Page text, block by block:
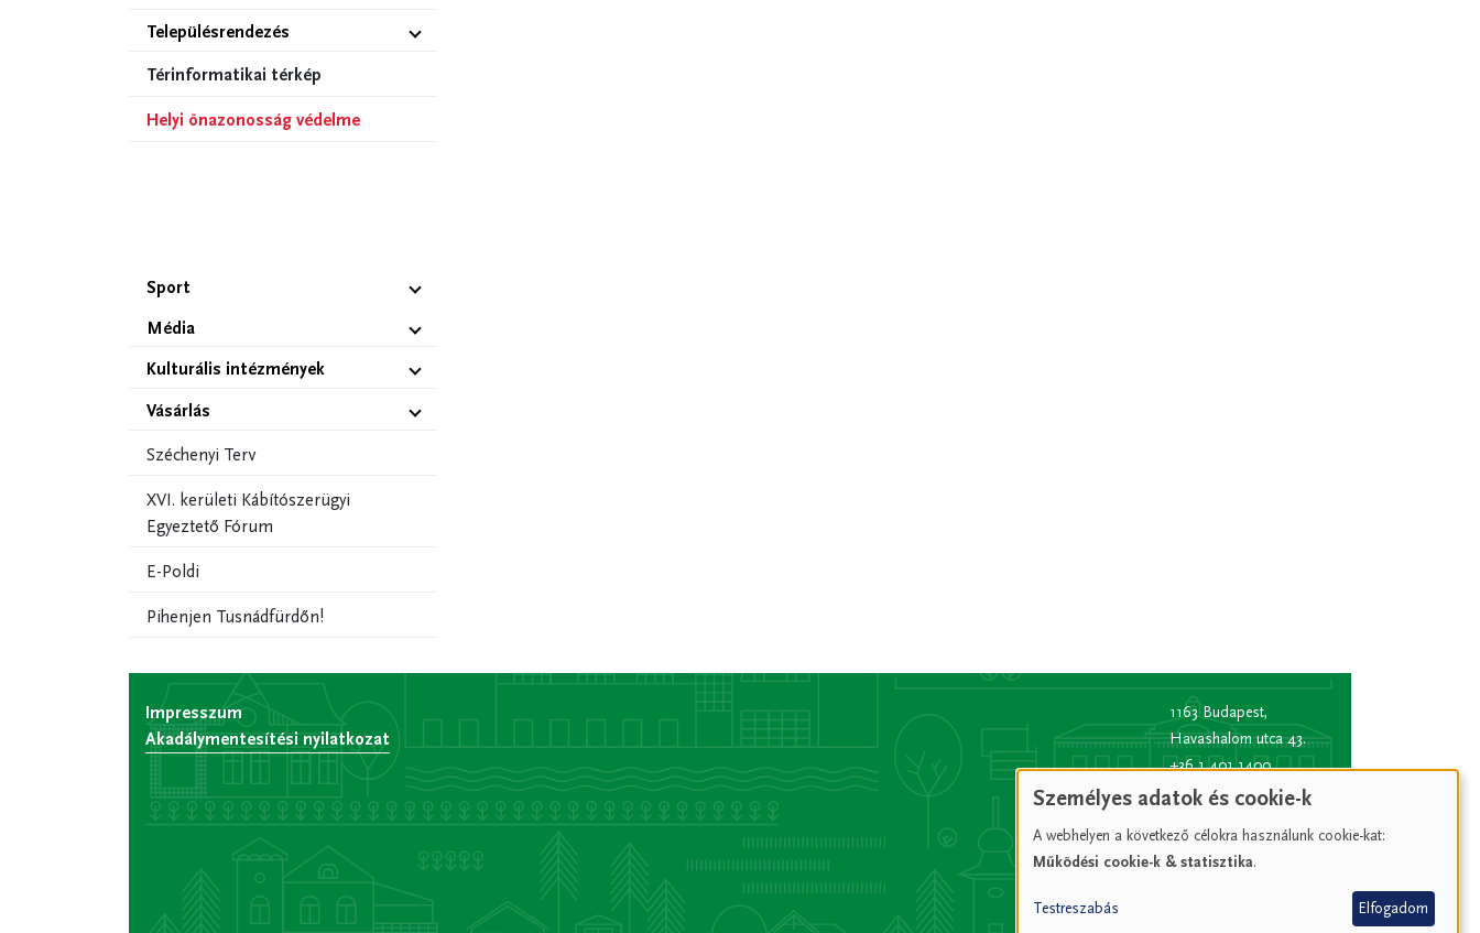
Településrendezés
Térinformatikai térkép
Helyi önazonosság védelme
Sport
Média
Kulturális intézmények
Vásárlás
Széchenyi Terv
XVI. kerületi Kábítószerügyi
Egyeztető Fórum
E-Poldi
Pihenjen Tusnádfürdőn!
Impresszum
Akadálymentesítési nyilatkozat
1163 Budapest,
Havashalom utca 43.
+36 1 401 1400
info[kukac]bp16.hu
Hivatali kapu rövid
név:XVIPOLG
Személyes adatok és cookie-k
A webhelyen a következő célokra használunk cookie-kat:
Működési cookie-k & statisztika.
Testreszabás Elfogadom